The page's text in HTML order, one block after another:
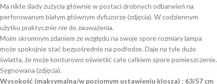
Ma nikłe ślady zużycia głównie w postaci drobnych odbarwień na
perforowanym białym głównym dyfuzorze (zdjęcia). W codziennym
użytku praktycznie nie do zauważenia.
Moim skromnym zdaniem ze względu na swoje spore rozmiary lampa
może spokojnie stać bezpośrednio na podłodze. Daje na tyle dużo
światła, że może konturowo oświetlić całe całkiem spore pomieszczenie.
Sygnowana (zdjęcia).
Wysokość (maksymalna/w poziomym ustawieniu klosza) : 63/57 cm